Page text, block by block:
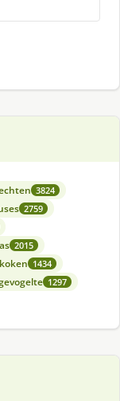
3824
2759
2015
1434
1297